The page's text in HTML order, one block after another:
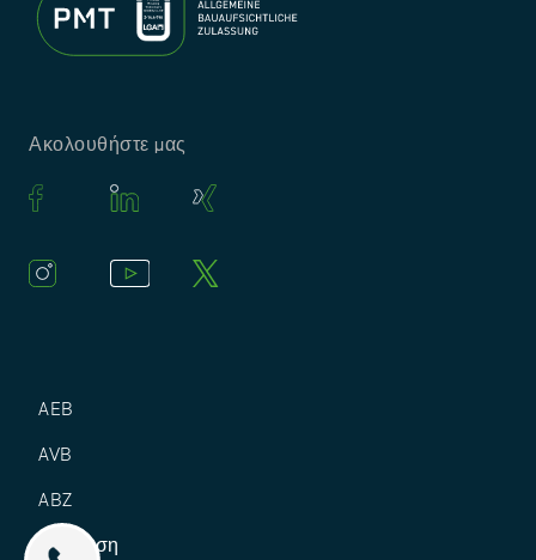
AEB
AVB
ABZ
Εγγύηση
Ακολουθήστε μας